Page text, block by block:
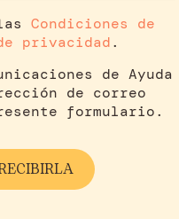
Condiciones de
privacidad.
de Ayuda
de correo
formulario.